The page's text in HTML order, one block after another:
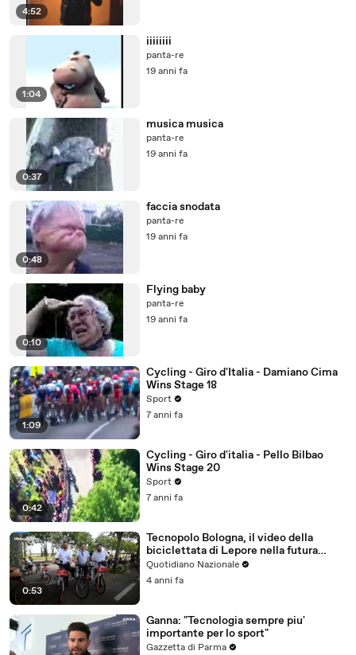
4:52
1:04
iiiiiiii
panta-re
19 anni fa
0:37
musica musica
panta-re
19 anni fa
0:48
faccia snodata
panta-re
19 anni fa
0:10
Flying baby
panta-re
19 anni fa
1:09
Cycling - Giro d'Italia - Damiano Cima
Wins Stage 18
Sport
7 anni fa
0:42
Cycling - Giro d'italia - Pello Bilbao
Wins Stage 20
Sport
7 anni fa
0:53
Tecnopolo Bologna, il video della
biciclettata di Lepore nella futura
ciclabile
Quotidiano Nazionale
4 anni fa
Ganna: "Tecnologia sempre piu'
importante per lo sport"
Gazzetta di Parma